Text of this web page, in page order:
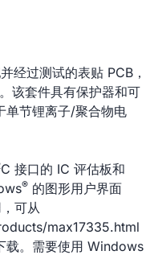
经过测试的表贴 PCB，
该套件具有保护器和可
单节锂离子/聚合物电
C 接口的 IC 评估板和
® 的图形用户界面
可从
max17335.html
载。需要使用 Windows